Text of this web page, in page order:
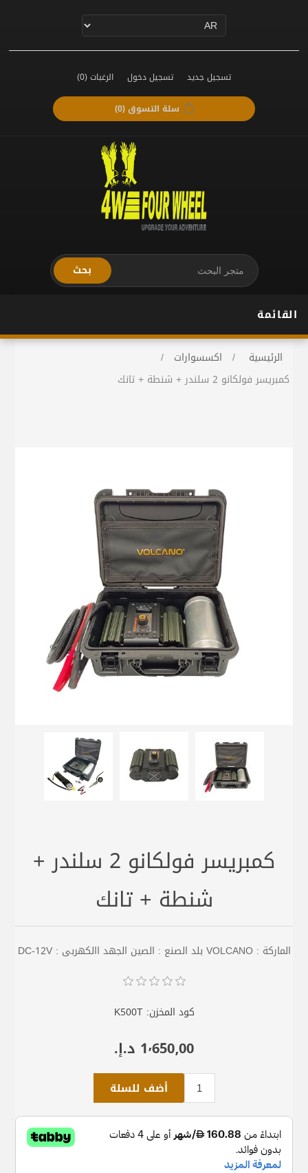
تسجيل جديد تسجيل دخول الرغبات(0)
سلة التسوق(0)
بحث
القائمة
الرئيسية / اكسسوارات
/
كمبريسر فولكانو 2 سلندر + شنطة + تانك
كمبريسر فولكانو 2 سلندر +
شنطة + تانك
الماركة : VOLCANO بلد الصنع : الصين الجهد االكهربى : DC-12V
كود المخزن: K500T
1٬650٫00 د.إ.‏
أضف للسلة